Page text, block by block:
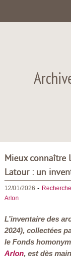
Mieux connaître
Latour : un
12/01/2026 - Recherche
Arlon
L’inventaire des
2024), collectées
le Fonds
Arlon, est dès